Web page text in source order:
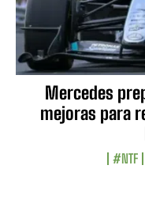
Mercedes
mejoras para
#NTF